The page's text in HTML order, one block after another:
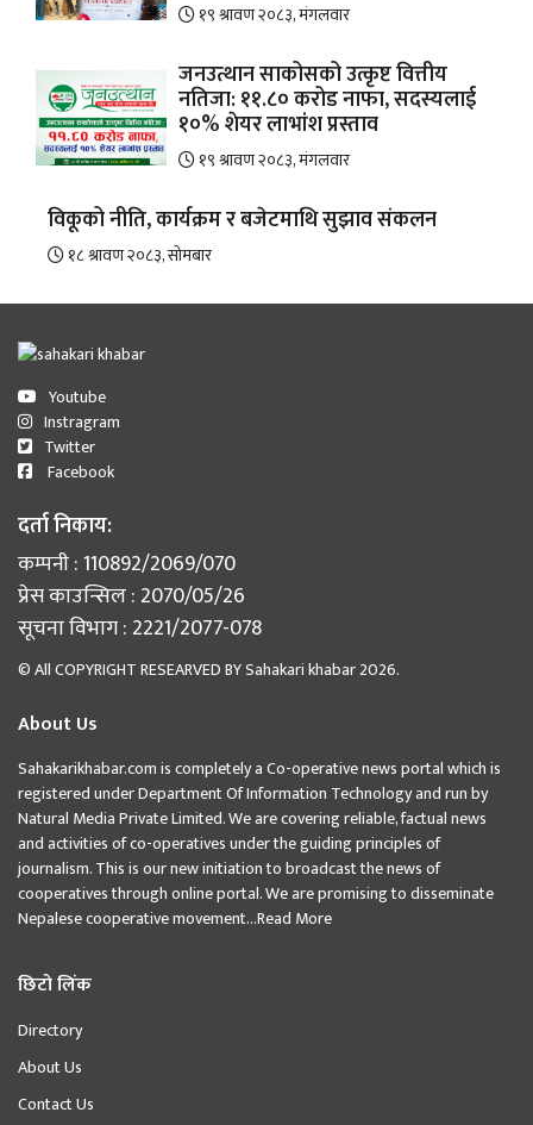
१९ श्रावण २०८३, मंगलवार
जनउत्थान साकोसको उत्कृष्ट वित्तीय
नतिजा: ११.८० करोड नाफा, सदस्यलाई
१०% शेयर लाभांश प्रस्ताव
१९ श्रावण २०८३, मंगलवार
विकूको नीति, कार्यक्रम र बजेटमाथि सुझाव संकलन
१८ श्रावण २०८३, सोमबार
Facebook
Twitter
Instragram
Youtube
दर्ता निकाय:
कम्पनी : 110892/2069/070
प्रेस काउन्सिल : 2070/05/26
सूचना विभाग : 2221/2077-078
© All COPYRIGHT RESEARVED BYSahakari khabar2026.
About Us
Sahakarikhabar.com is completely a Co-operative news portal which is
registered under Department Of Information Technology and run by
Natural Media Private Limited. We are covering reliable, factual news
and activities of co-operatives under the guiding principles of
journalism. This is our new initiation to broadcast the news of
cooperatives through online portal. We are promising to disseminate
Nepalese cooperative movement...Read More
छिटो लिंक
Directory
About Us
Contact Us